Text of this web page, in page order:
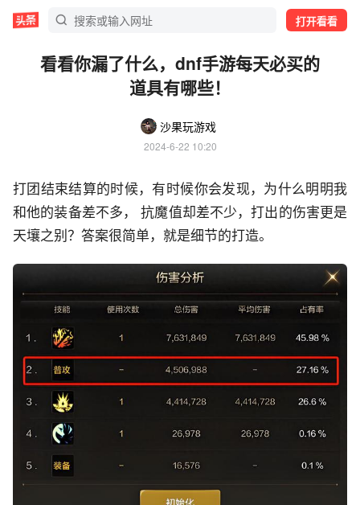
打开看看
看看你漏了什么，dnf手游每天必买的
道具有哪些！
沙果玩游戏
2024-6-22 10:20
打团结束结算的时候，有时候你会发现，为什么明明我
和他的装备差不多， 抗魔值却差不少，打出的伤害更是
天壤之别？答案很简单，就是细节的打造。